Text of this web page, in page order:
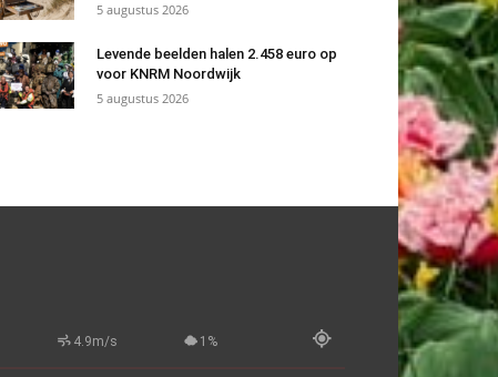
5 augustus 2026
Levende beelden halen 2.458 euro op
voor KNRM Noordwijk
5 augustus 2026
4.9m/s 1%